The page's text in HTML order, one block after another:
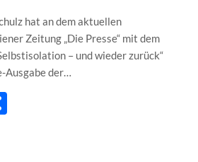
hat an dem aktuellen
Zeitung „Die Presse“ mit dem
– und wieder zurück“
Ausgabe der…